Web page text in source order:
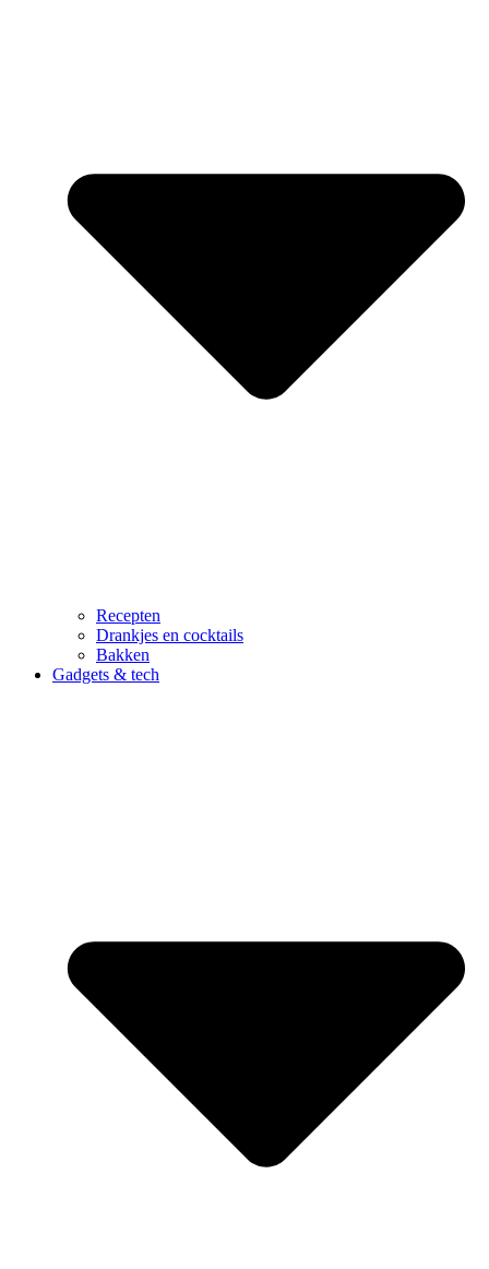
Recepten
Drankjes en cocktails
Bakken
Gadgets & tech